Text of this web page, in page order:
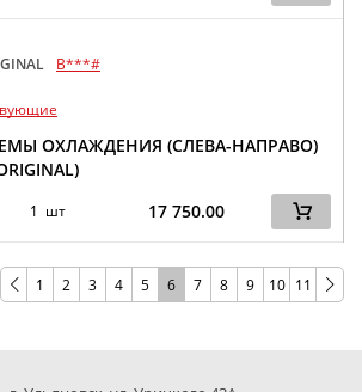
B***#
ОХЛАЖДЕНИЯ (СЛЕВА-НАПРАВО)
1 шт 17 750.00
1 2 3 4 5 6 7 8 9 10 11